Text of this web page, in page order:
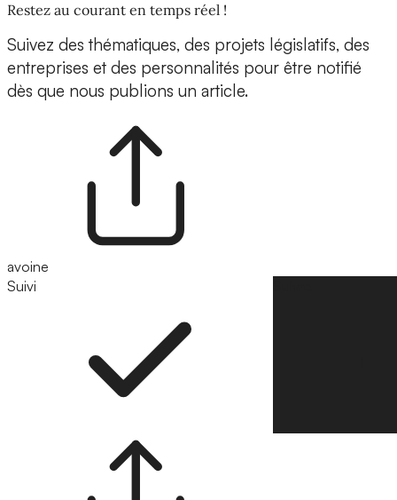
Restez au courant en temps réel !
Suivez des thématiques, des projets législatifs, des
entreprises et des personnalités pour être notifié
dès que nous publions un article.
avoine
Suivi